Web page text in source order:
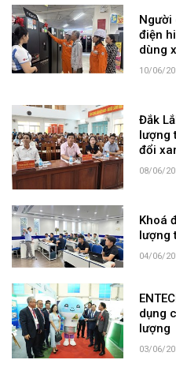
Người
điện
dùng
10/06/
Đắk
lượng
đổi
08/06/
Khoá
lượng
04/06/
dụng
lượng
03/06/